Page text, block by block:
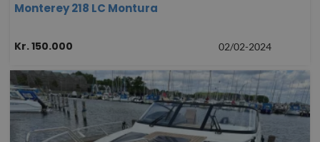
Monterey 218 LC Montura
Kr. 150.000 02/02-2024